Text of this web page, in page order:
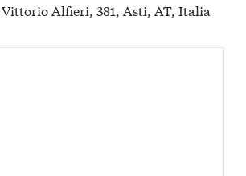
Alfieri, 381, Asti, AT, Italia